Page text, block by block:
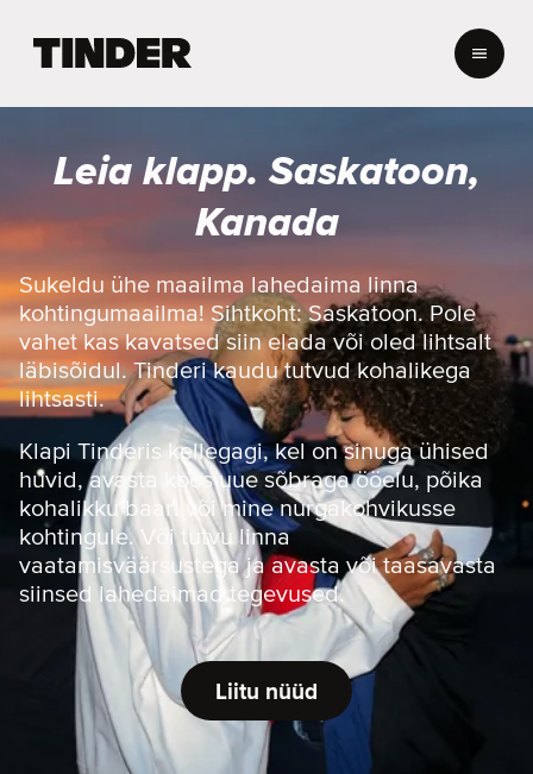
r
a
a
l
e
h
t
Leia klapp. Saskatoon,
Kanada
Sukeldu ühe maailma lahedaima linna
kohtingumaailma! Sihtkoht: Saskatoon. Pole
vahet kas kavatsed siin elada või oled lihtsalt
läbisõidul. Tinderi kaudu tutvud kohalikega
lihtsasti.
Klapi Tinderis kellegagi, kel on sinuga ühised
huvid, avasta koos uue sõbraga ööelu, põika
kohalikku baari või mine nurgakohvikusse
kohtingule. Või tutvu linna
vaatamisväärsustega ja avasta või taasavasta
siinsed lahedaimad tegevused.
Liitu nüüd